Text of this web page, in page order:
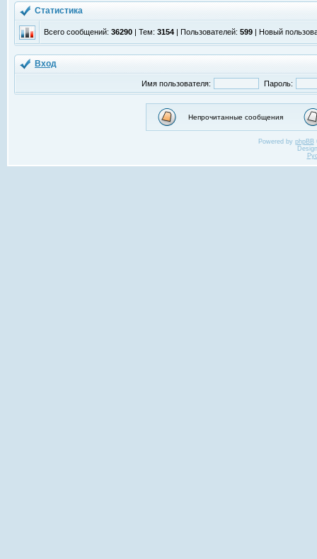
Статистика
Всего сообщений: 36290 | Тем: 3154 | Пользователей: 599 | Новый
Вход
Имя пользователя: Пароль:
Непрочитанные сообщения
Powered by phpBB